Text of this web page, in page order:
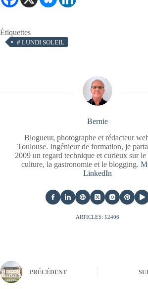
Étiquettes
# LUNDI SOLEIL
Bernie
Blogueur, photographe et rédacteur
Toulouse. Ingénieur de formation, je
2009 un regard technique et curieux sur le
culture, la gastronomie et le blogging.
LinkedIn
ARTICLES: 12406
PRÉCÉDENT